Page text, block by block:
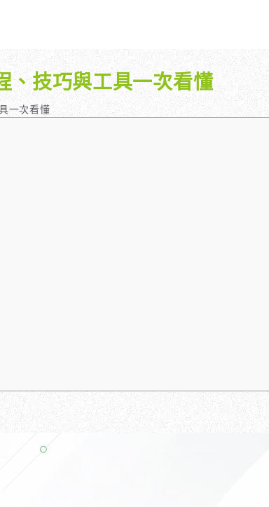
全面優化網站語法：提升SEO表現
關鍵字分析：精準制定SEO策略
SEO 服務？
服務最適合我的業務？
廣告行銷基礎知識
廣告平台與策略選擇
、技巧與工具一次看懂
一次看懂